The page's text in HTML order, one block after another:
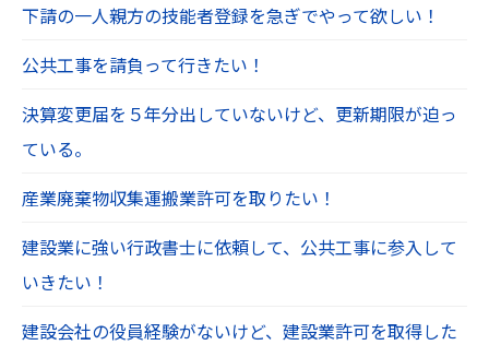
下請の一人親方の技能者登録を急ぎでやって欲しい！
公共工事を請負って行きたい！
決算変更届を５年分出していないけど、更新期限が迫っ
ている。
産業廃棄物収集運搬業許可を取りたい！
建設業に強い行政書士に依頼して、公共工事に参入して
いきたい！
建設会社の役員経験がないけど、建設業許可を取得した